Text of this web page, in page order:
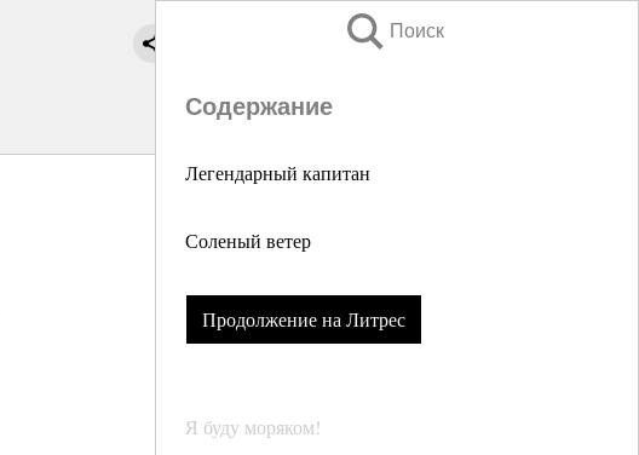
Поиск
Содержание
Легендарный капитан
Соленый ветер
Продолжение на Литрес
Я буду моряком!